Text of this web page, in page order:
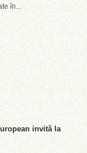
în...
invită la